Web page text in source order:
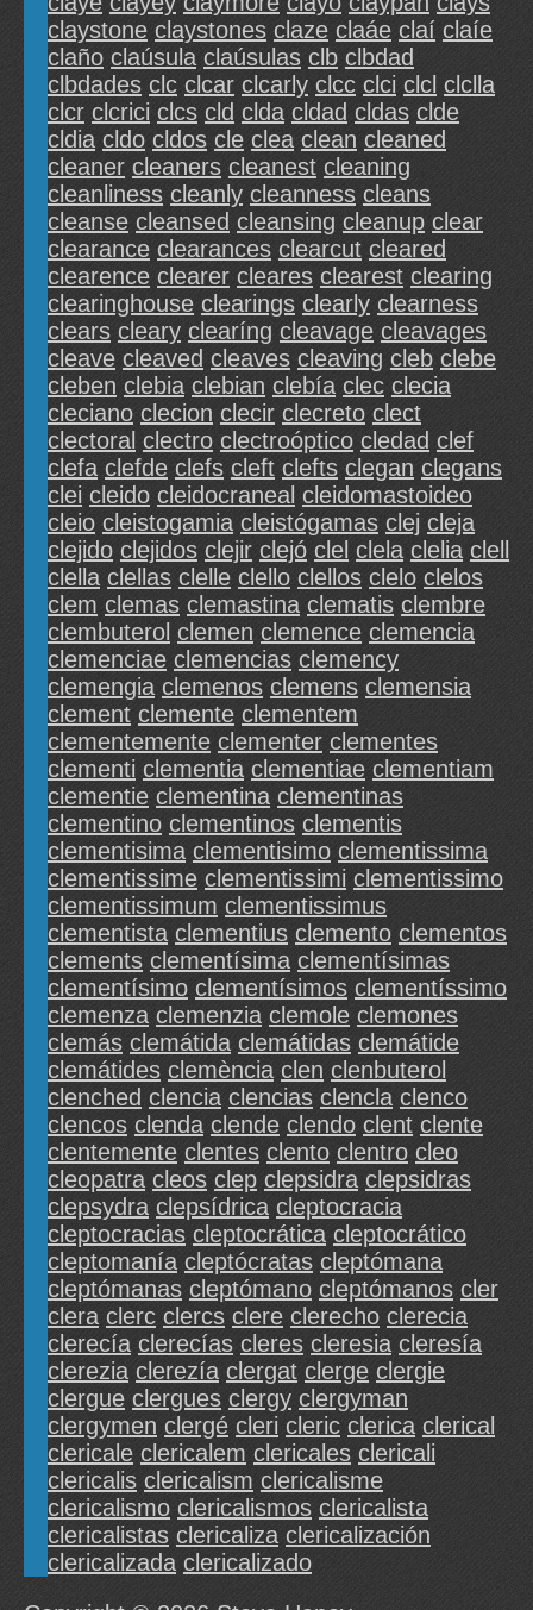
claystone claystones claze claáe claí claíe
claño claúsula claúsulas clb clbdad
clbdades clc clcar clcarly clcc clci clcl clclla
clcr clcrici clcs cld clda cldad cldas clde
cldia cldo cldos cle clea clean cleaned
cleaner cleaners cleanest cleaning
cleanliness cleanly cleanness cleans
cleanse cleansed cleansing cleanup clear
clearance clearances clearcut cleared
clearence clearer cleares clearest clearing
clearinghouse clearings clearly clearness
clears cleary clearíng cleavage cleavages
cleave cleaved cleaves cleaving cleb clebe
cleben clebia clebian clebía clec clecia
cleciano clecion clecir clecreto clect
clectoral clectro clectroóptico cledad clef
clefa clefde clefs cleft clefts clegan clegans
clei cleido cleidocraneal cleidomastoideo
cleio cleistogamia cleistógamas clej cleja
clejido clejidos clejir clejó clel clela clelia clell
clella clellas clelle clello clellos clelo clelos
clem clemas clemastina clematis clembre
clembuterol clemen clemence clemencia
clemenciae clemencias clemency
clemengia clemenos clemens clemensia
clement clemente clementem
clementemente clementer clementes
clementi clementia clementiae clementiam
clementie clementina clementinas
clementino clementinos clementis
clementisima clementisimo clementissima
clementissime clementissimi clementissimo
clementissimum clementissimus
clementista clementius clemento clementos
clements clementísima clementísimas
clementísimo clementísimos clementíssimo
clemenza clemenzia clemole clemones
clemás clemátida clemátidas clemátide
clemátides clemència clen clenbuterol
clenched clencia clencias clencla clenco
clencos clenda clende clendo clent clente
clentemente clentes clento clentro cleo
cleopatra cleos clep clepsidra clepsidras
clepsydra clepsídrica cleptocracia
cleptocracias cleptocrática cleptocrático
cleptomanía cleptócratas cleptómana
cleptómanas cleptómano cleptómanos cler
clera clerc clercs clere clerecho clerecia
clerecía clerecías cleres cleresia cleresía
clerezia clerezía clergat clerge clergie
clergue clergues clergy clergyman
clergymen clergé cleri cleric clerica clerical
clericale clericalem clericales clericali
clericalis clericalism clericalisme
clericalismo clericalismos clericalista
clericalistas clericaliza clericalización
clericalizada clericalizado